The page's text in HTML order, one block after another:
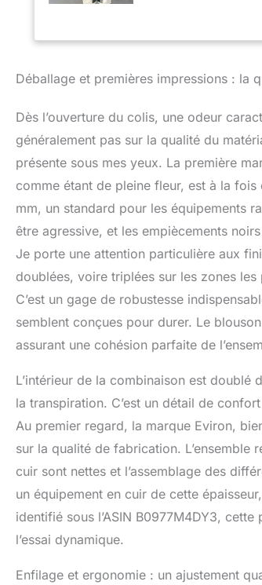
Déballage et premières impressions : la
Dès l’ouverture du colis, une odeur
généralement pas sur la qualité du
présente sous mes yeux. La première
comme étant de pleine fleur, est à la fois
mm, un standard pour les équipements
être agressive, et les empiècements
Je porte une attention particulière aux
doublées, voire triplées sur les zones
C’est un gage de robustesse
semblent conçues pour durer. Le
assurant une cohésion parfaite de
L’intérieur de la combinaison est doublé
la transpiration. C’est un détail de
Au premier regard, la marque Eviron,
sur la qualité de fabrication.
cuir sont nettes et l’assemblage des
un équipement en cuir de cette
identifié sous l’ASIN B0977M4DY3,
l’essai dynamique.
Enfilage et ergonomie : un ajustement